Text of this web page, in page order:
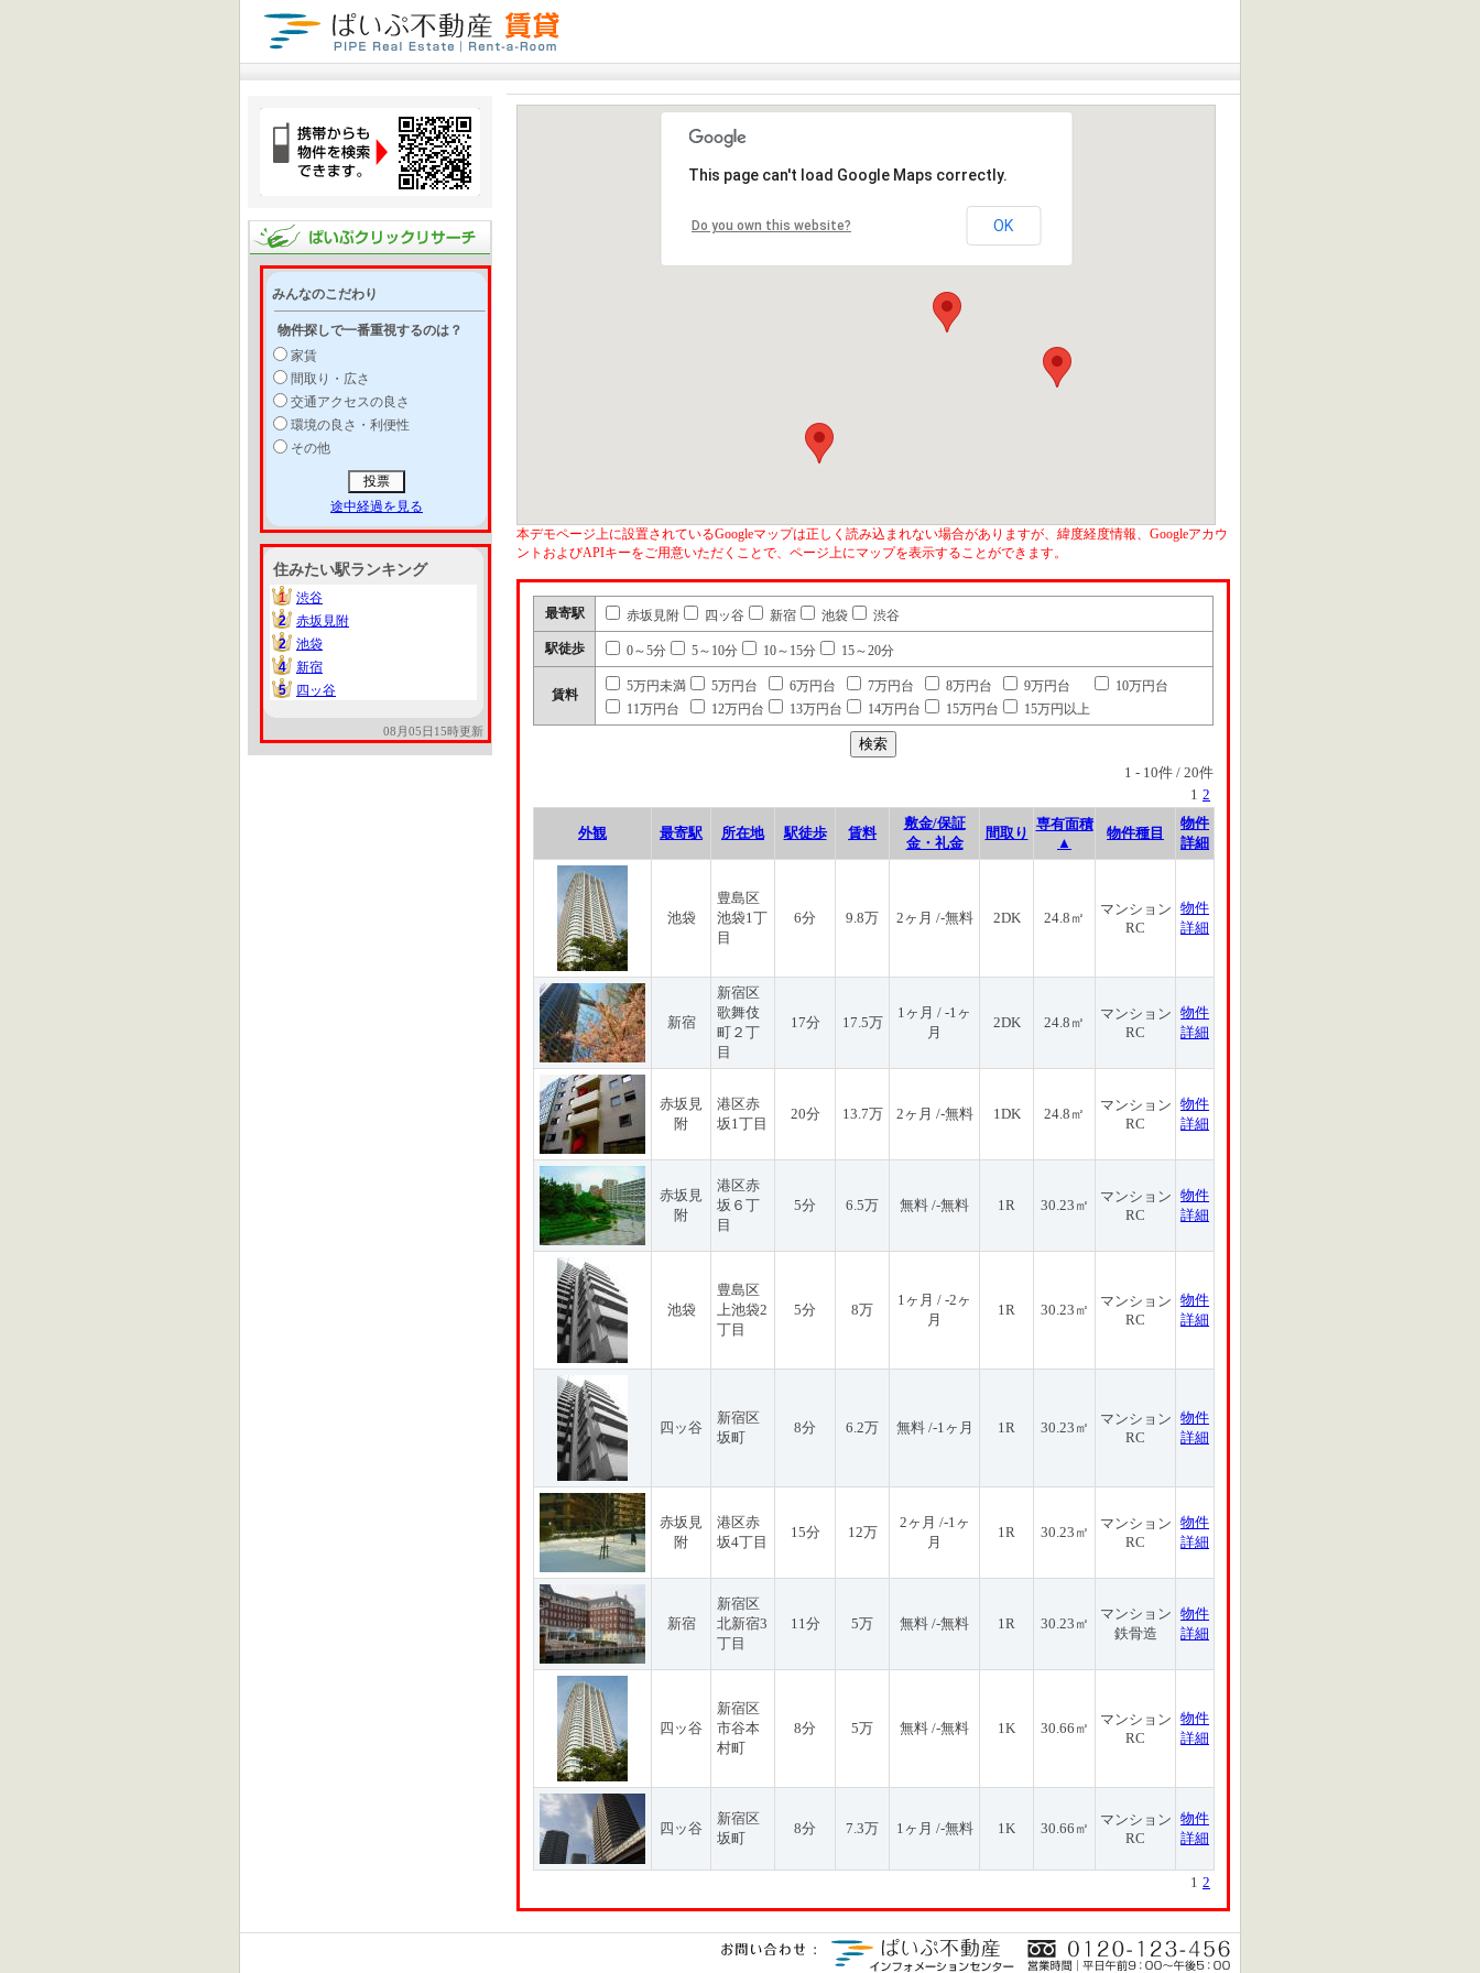
みんなのこだわり
物件探しで一番重視するのは？
家賃
間取り・広さ
交通アクセスの良さ
環境の良さ・利便性
その他
途中経過を見る
住みたい駅ランキング
1
1
渋谷
2
2
赤坂見附
2
2
池袋
4
4
新宿
5
5 四ッ谷
08月05日15時更新
This page can't load Google Maps correctly.
Do you own this website? OK
本デモページ上に設置されているGoogleマップは正しく読み込まれない場合がありますが、緯度経度情報、Googleアカウ
ントおよびAPIキーをご用意いただくことで、ページ上にマップを表示することができます。
最寄駅 赤坂見附 四ッ谷 新宿 池袋 渋谷
駅徒歩 0～5分 5～10分 10～15分 15～20分
賃料
5万円未満 5万円台 6万円台 7万円台 8万円台 9万円台
10万円台
11万円台
12万円台 13万円台 14万円台 15万円台 15万円以上
1 - 10件 / 20件
1 2
外観 最寄駅 所在地 駅徒歩 賃料
敷金/保証
金・礼金
間取り
専有面積
▲
物件種目
物件
詳細
池袋
豊島区
池袋1丁
目
6分 9.8万 2ヶ月 /-無料 2DK 24.8㎡
マンション
RC
物件
詳細
新宿
新宿区
歌舞伎
町２丁
目
17分 17.5万
1ヶ月 / -1ヶ
月
2DK 24.8㎡
マンション
RC
物件
詳細
赤坂見
附
港区赤
坂1丁目
20分 13.7万 2ヶ月 /-無料 1DK 24.8㎡
マンション
RC
物件
詳細
赤坂見
附
港区赤
坂６丁
目
5分 6.5万 無料 /-無料 1R 30.23㎡
マンション
RC
物件
詳細
池袋
豊島区
上池袋2
丁目
5分 8万
1ヶ月 / -2ヶ
月
1R 30.23㎡
マンション
RC
物件
詳細
四ッ谷
新宿区
坂町
8分 6.2万 無料 /-1ヶ月 1R 30.23㎡
マンション
RC
物件
詳細
赤坂見
附
港区赤
坂4丁目
15分 12万
2ヶ月 /-1ヶ
月
1R 30.23㎡
マンション
RC
物件
詳細
新宿
新宿区
北新宿3
丁目
11分 5万 無料 /-無料 1R 30.23㎡
マンション
鉄骨造
物件
詳細
四ッ谷
新宿区
市谷本
村町
8分 5万 無料 /-無料 1K 30.66㎡
マンション
RC
物件
詳細
四ッ谷
新宿区
坂町
8分 7.3万 1ヶ月 /-無料 1K 30.66㎡
マンション
RC
物件
詳細
1 2